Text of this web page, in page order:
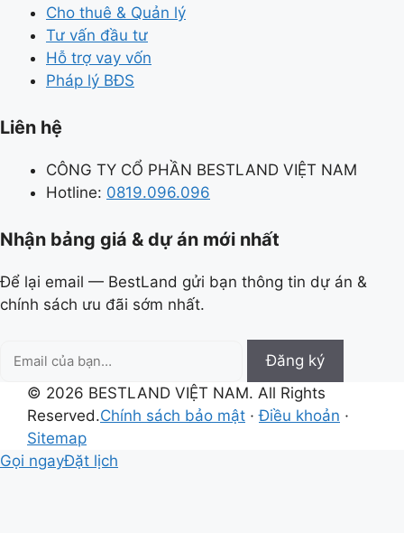
Cho thuê & Quản lý
Tư vấn đầu tư
Hỗ trợ vay vốn
Pháp lý BĐS
Liên hệ
CÔNG TY CỔ PHẦN BESTLAND VIỆT NAM
Hotline: 0819.096.096
Nhận bảng giá & dự án mới nhất
Để lại email — BestLand gửi bạn thông tin dự án &
chính sách ưu đãi sớm nhất.
của
Đăng ký
© 2026 BESTLAND VIỆT NAM. All Rights
Reserved.Chính sách bảo mật · Điều khoản ·
Sitemap
Gọi ngayĐặt lịch